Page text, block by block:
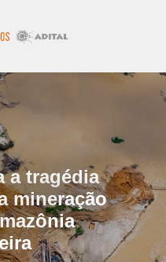
a tragédia
mineração